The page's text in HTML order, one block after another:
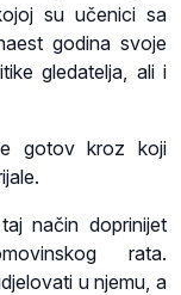
su učenici sa
godina svoje
gledatelja, ali i
gotov kroz koji
način doprinijet
rata.
u njemu, a